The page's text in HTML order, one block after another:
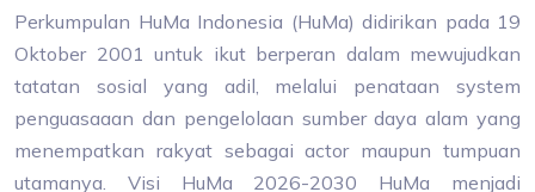
Perkumpulan HuMa Indonesia (HuMa) didirikan pada 19
Oktober 2001 untuk ikut berperan dalam mewujudkan
tatatan sosial yang adil, melalui penataan system
penguasaaan dan pengelolaan sumber daya alam yang
menempatkan rakyat sebagai actor maupun tumpuan
utamanya. Visi HuMa 2026-2030 HuMa menjadi